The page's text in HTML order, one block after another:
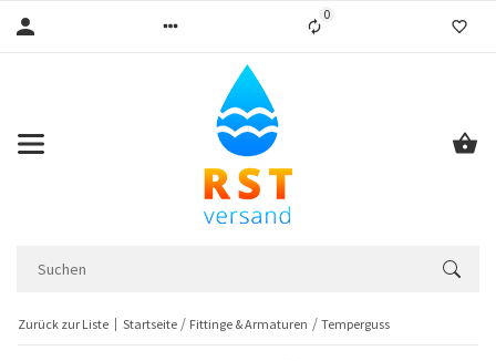
0Liste ist leer
Zurück zur Liste Startseite Fittinge & Armaturen Temperguss